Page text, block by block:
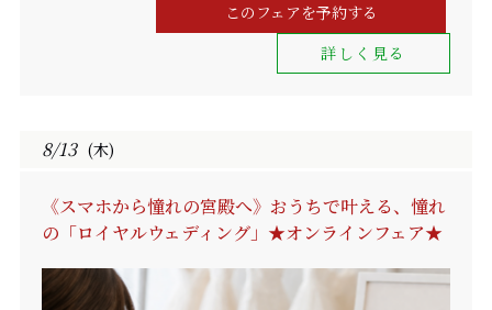
このフェアを予約する
詳しく見る
8/13 (木)
《スマホから憧れの宮殿へ》おうちで叶える、憧れ
の「ロイヤルウェディング」★オンラインフェア★